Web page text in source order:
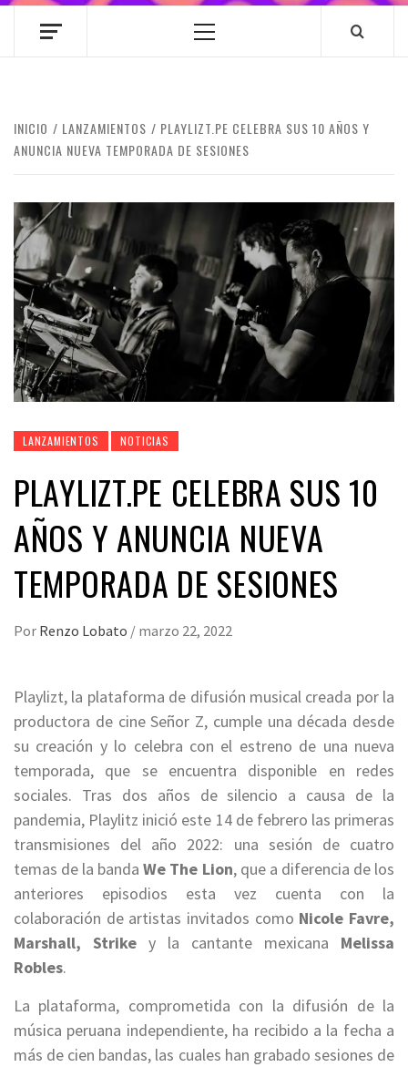
Menú
INICIO LANZAMIENTOS
PLAYLIZT.PE CELEBRA SUS 10 AÑOS Y
ANUNCIA NUEVA TEMPORADA DE SESIONES
LANZAMIENTOS NOTICIAS
PLAYLIZT.PE CELEBRA SUS 10
AÑOS Y ANUNCIA NUEVA
TEMPORADA DE SESIONES
Por Renzo Lobato / marzo 22, 2022
Playlizt, la plataforma de difusión musical creada por la
productora de cine Señor Z, cumple una década desde
su creación y lo celebra con el estreno de una nueva
temporada, que se encuentra disponible en redes
sociales. Tras dos años de silencio a causa de la
pandemia, Playlitz inició este 14 de febrero las primeras
transmisiones del año 2022: una sesión de cuatro
temas de la bandaWe The Lion, que a diferencia de los
anteriores episodios esta vez cuenta con la
colaboración de artistas invitados como Nicole Favre,
Marshall, Strike y la cantante mexicana Melissa
Robles.
La plataforma, comprometida con la difusión de la
música peruana independiente, ha recibido a la fecha a
más de cien bandas, las cuales han grabado sesiones de